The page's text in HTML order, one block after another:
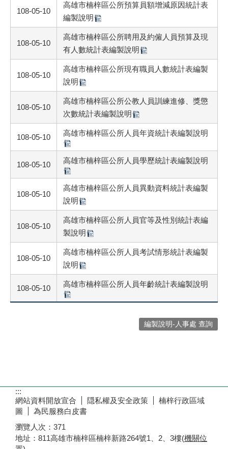
108-05-10
高雄市楠梓區公所預算員額增減原因統計表
編製說明
108-05-10
高雄市楠梓區公所聘用及約僱人員預算及現
有人數統計表編製說明
108-05-10
高雄市楠梓區公所現有職員人數統計表編製
說明
108-05-10
高雄市楠梓區公所公教人員訓練進修、獎懲
次數統計表編製說明
108-05-10 高雄市楠梓區公所人員年資統計表編製說明
108-05-10 高雄市楠梓區公所人員學歷統計表編製說明
108-05-10
高雄市楠梓區公所人員異動資料統計表編製
說明
108-05-10
高雄市楠梓區公所人員官等及性別統計表編
製說明
108-05-10
高雄市楠梓區公所人員考試情形統計表編製
說明
108-05-10 高雄市楠梓區公所人員年齡統計表編製說明
編製說明-人事處 查詢
:::
網站資料開放宣合
隠私權及安全政策
楠梓行政區域
圖
為民服務白皮書
瀏覽人次： 371
地址：811高雄市楠梓區楠梓新路264號1、2、3樓(機關位